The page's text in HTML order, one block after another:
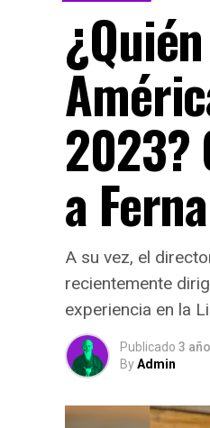
2023?
a
A su vez, el
recientemente
experiencia en la
Publicado 3
ByAdmin